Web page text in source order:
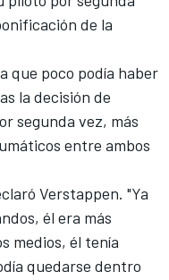
de la
que poco podía haber
la decisión de
segunda vez, más
entre ambos
Verstappen. "Ya
él era más
medios, él tenía
quedarse dentro